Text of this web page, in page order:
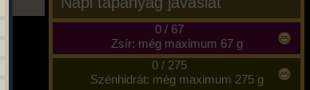
0/ 67
Zsír: még maximum 67 g
0/ 275
Szénhidrát: még maximum 275 g